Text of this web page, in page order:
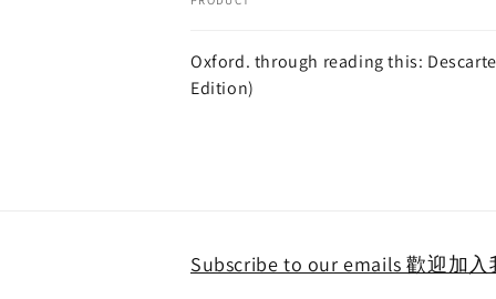
cart
Oxford. through reading this:
Edition)
Subscribe to our emails 歡迎加